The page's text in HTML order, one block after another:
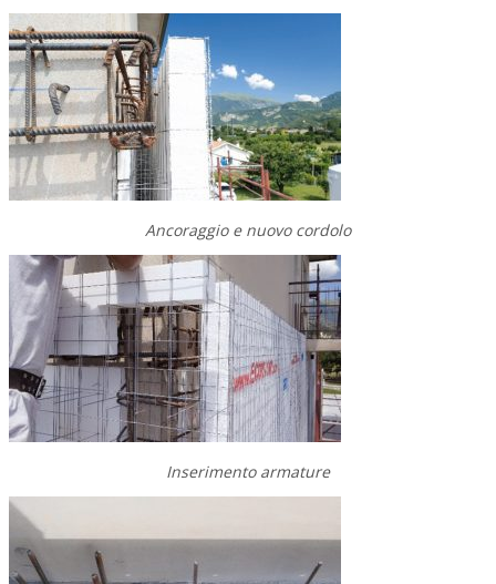
Ancoraggio e nuovo cordolo
Inserimento armature